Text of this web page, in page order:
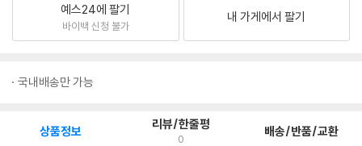
예스24에 팔기
바이백 신청 불가
내 가게에서 팔기
국내배송만 가능
상품정보 리뷰/한줄평
0 배송/반품/교환